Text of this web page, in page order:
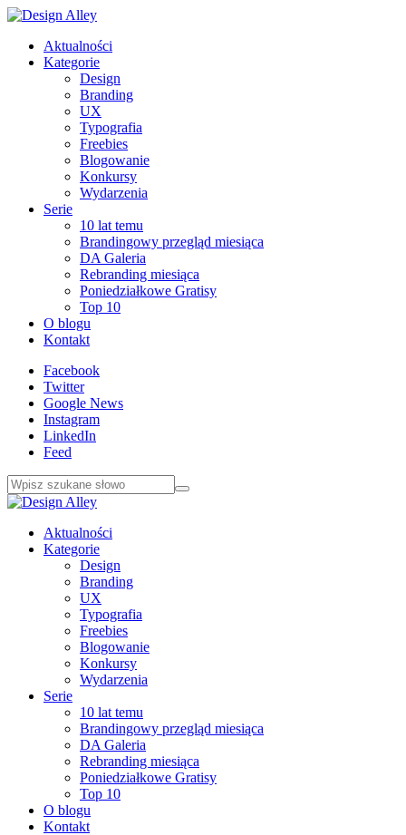
Aktualności
Kategorie
Design
Branding
UX
Typografia
Freebies
Blogowanie
Konkursy
Wydarzenia
Serie
10 lat temu
Brandingowy przegląd miesiąca
DA Galeria
Rebranding miesiąca
Poniedziałkowe Gratisy
Top 10
O blogu
Kontakt
Facebook
Twitter
Google News
Instagram
LinkedIn
Feed
Aktualności
Kategorie
Design
Branding
UX
Typografia
Freebies
Blogowanie
Konkursy
Wydarzenia
Serie
10 lat temu
Brandingowy przegląd miesiąca
DA Galeria
Rebranding miesiąca
Poniedziałkowe Gratisy
Top 10
O blogu
Kontakt